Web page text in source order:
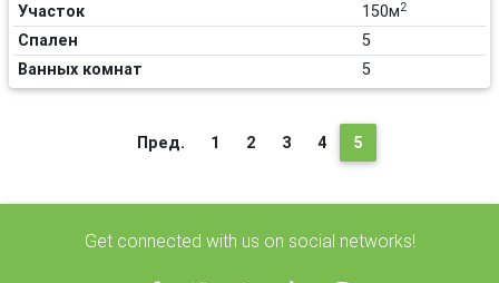
Участок 150м2
Спален
5
Ванных комнат
5
Пред. 1 2 3 4 5(текущая)
Get connected with us on social networks!